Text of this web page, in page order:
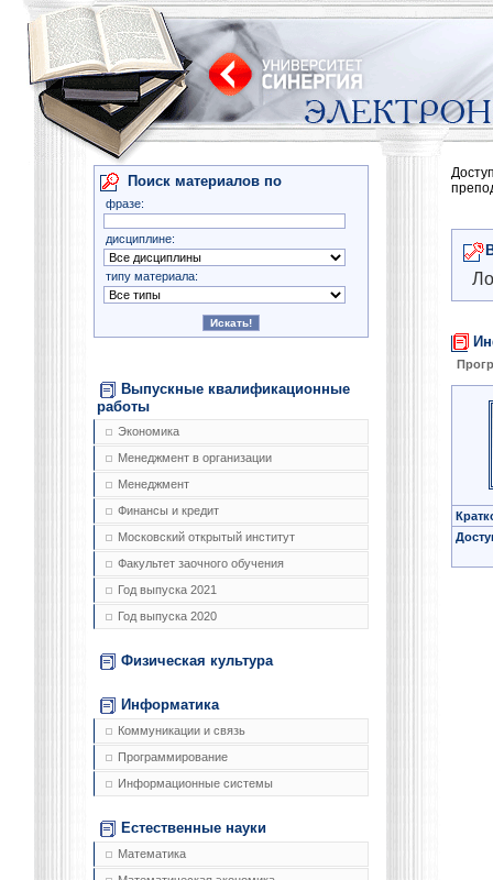
Поиск материалов по
фразе:
дисциплине:
типу материала:
Выпускные квалификационные
работы
Экономика
Менеджмент в организации
Менеджмент
Финансы и кредит
Московский открытый институт
Факультет заочного обучения
Год выпуска 2021
Год выпуска 2020
Физическая культура
Информатика
Коммуникации и связь
Программирование
Информационные системы
Естественные науки
Математика